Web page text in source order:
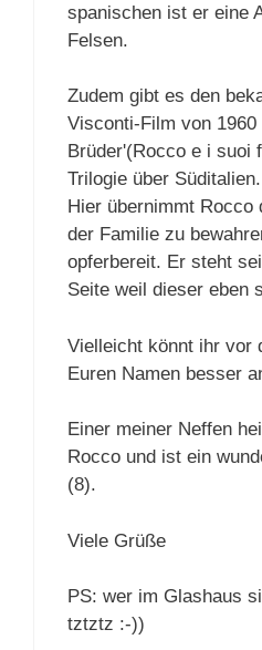
spanischen ist er eine
Felsen.
Zudem gibt es den
Visconti-Film von 1960
Brüder'(Rocco e i suoi
Trilogie über Süditalien.
Hier übernimmt Rocco
der Familie zu
opferbereit. Er steht
Seite weil dieser eben
Vielleicht könnt ihr vor
Euren Namen besser
Einer meiner Neffen
Rocco und ist ein
(8).
Viele Grüße
PS: wer im Glashaus
tztztz :-))